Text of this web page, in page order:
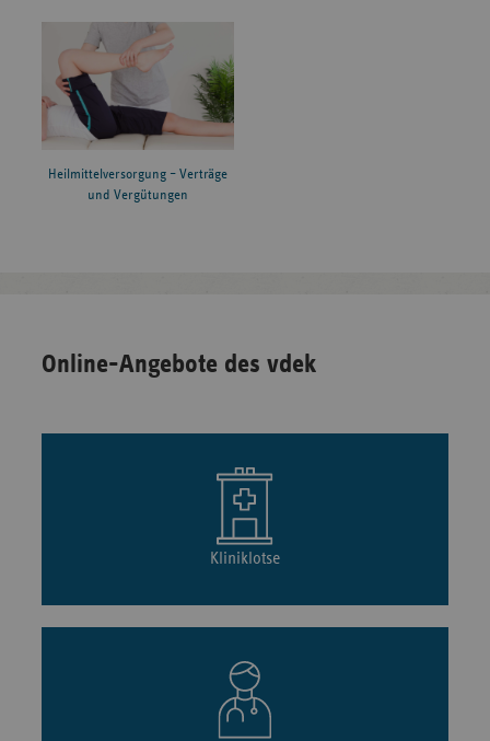
Heilmittelversorgung – Verträge
und Vergütungen
Online-Angebote des vdek
Kliniklotse